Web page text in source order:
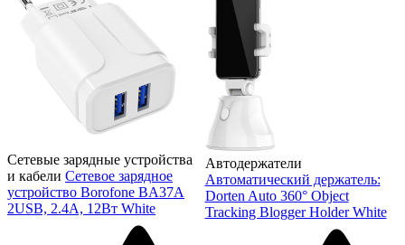
Сетевые зарядные устройства
и кабели Сетевое зарядное
устройство Borofone BA37A
2USB, 2.4A, 12Вт White
Автодержатели
Автоматический держатель:
Dorten Auto 360° Object
Tracking Blogger Holder White